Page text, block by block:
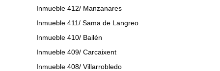
Inmueble 412/ Manzanares
Inmueble 411/ Sama de Langreo
Inmueble 410/ Bailén
Inmueble 409/ Carcaixent
Inmueble 408/ Villarrobledo